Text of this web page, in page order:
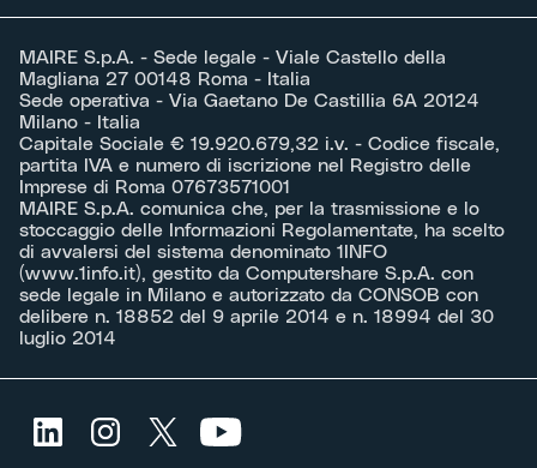
MAIRE S.p.A. - Sede legale - Viale Castello della
Magliana 27 00148 Roma - Italia
Sede operativa - Via Gaetano De Castillia 6A 20124
Milano - Italia
Capitale Sociale € 19.920.679,32 i.v. - Codice fiscale,
partita IVA e numero di iscrizione nel Registro delle
Imprese di Roma 07673571001
MAIRE S.p.A. comunica che, per la trasmissione e lo
stoccaggio delle Informazioni Regolamentate, ha scelto
di avvalersi del sistema denominato 1INFO
(www.1info.it), gestito da Computershare S.p.A. con
sede legale in Milano e autorizzato da CONSOB con
delibere n. 18852 del 9 aprile 2014 e n. 18994 del 30
luglio 2014